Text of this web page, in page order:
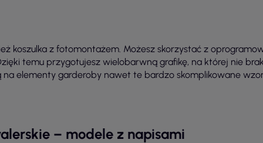
koszulka z fotomontażem. Możesz skorzystać z
temu przygotujesz wielobarwną grafikę, na której nie
elementy garderoby nawet te bardzo skomplikowane
– modele z napisami